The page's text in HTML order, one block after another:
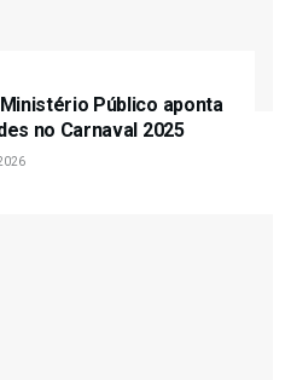
Público aponta
no Carnaval 2025